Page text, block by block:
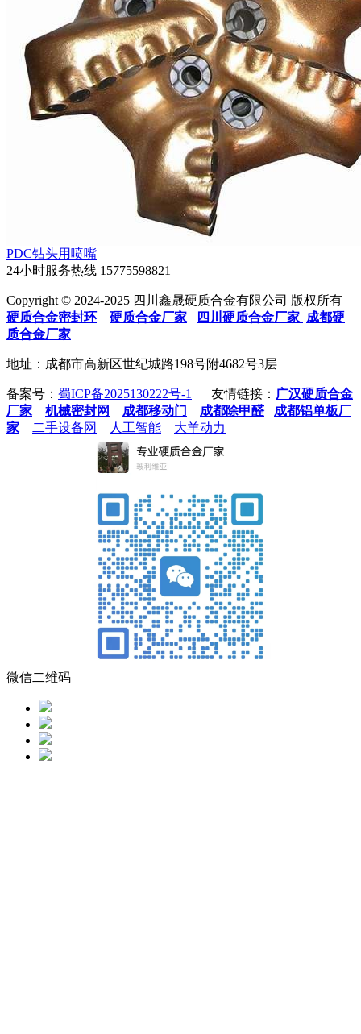
PDC钻头用喷嘴
24小时服务热线 15775598821
Copyright © 2024-2025 四川鑫晟硬质合金有限公司 版权所有
硬质合金密封环
硬质合金厂家 四川硬质合金厂家 成都硬
质合金厂家
地址：成都市高新区世纪城路198号附4682号3层
备案号： 蜀ICP备2025130222号-1 友情链接： 广汉硬质合金
厂家
机械密封网 成都移动门 成都除甲醛
成都铝单板厂
家
二手设备网 人工智能 大羊动力
微信二维码